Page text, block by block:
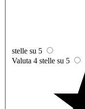
stelle su 5
Valuta 4 stelle su 5